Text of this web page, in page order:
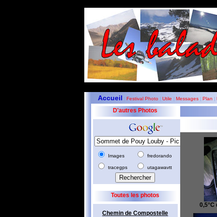
Accueil Festival Photo Utile Messages Plan
D'autres Photos
Images fredorando
tracegps utagawavtt
Toutes les photos
Chemin de Compostelle
0,5°C